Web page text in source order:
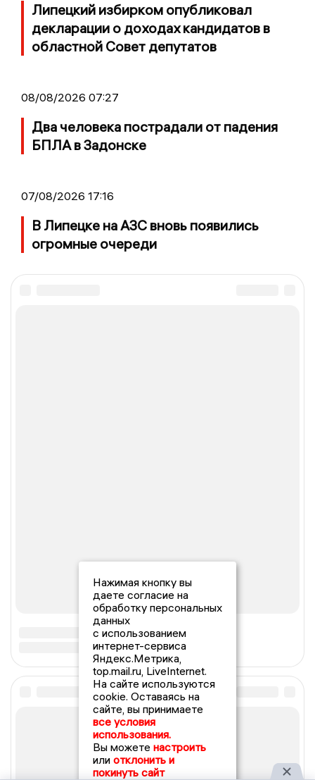
Липецкий избирком опубликовал
декларации о доходах кандидатов в
областной Совет депутатов
08/08/2026 07:27
Два человека пострадали от падения
БПЛА в Задонске
07/08/2026 17:16
В Липецке на АЗС вновь появились
огромные очереди
Нажимая кнопку вы
даете согласие на
обработку персональных
данных
с использованием
интернет-сервиса
Яндекс.Метрика,
top.mail.ru, LiveInternet.
На сайте используются
cookie. Оставаясь на
сайте, вы принимаете
все условия
использования.
Вы можете настроить
или отклонить и
покинуть сайт